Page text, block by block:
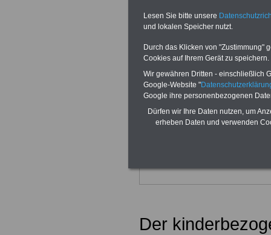
(§ 43 Abs. 1
des Hessischen Besoldungsgesetzes)
Stufe 2
(§ 43 Abs. 2
des Hessischen Besoldungsgesetzes)
Stufe 3
des Hessischen Besoldungsgesetzes)
Der
Lesen Sie bitte unsere
und lokalen Speicher nutzt.
Durch das Klicken von "Zustimmung"
Cookies auf Ihrem Gerät zu speichern.
Wir gewähren Dritten - einschließlich
Google-Website "
Google ihre personenbezogenen
Dürfen wir Ihre Daten nutzen, um
erheben Daten und verwenden